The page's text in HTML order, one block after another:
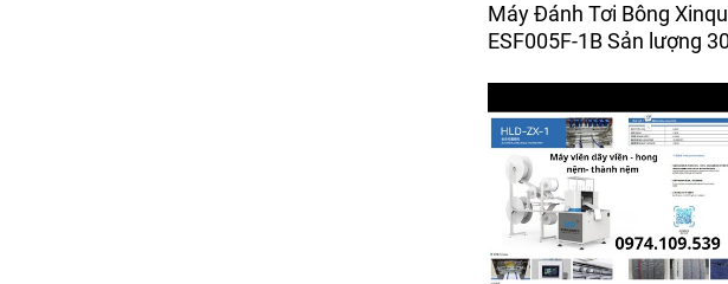
Máy Đánh Tơi Bông
ESF005F-1B Sản lượng